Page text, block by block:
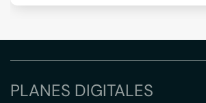
PLANES DIGITALES